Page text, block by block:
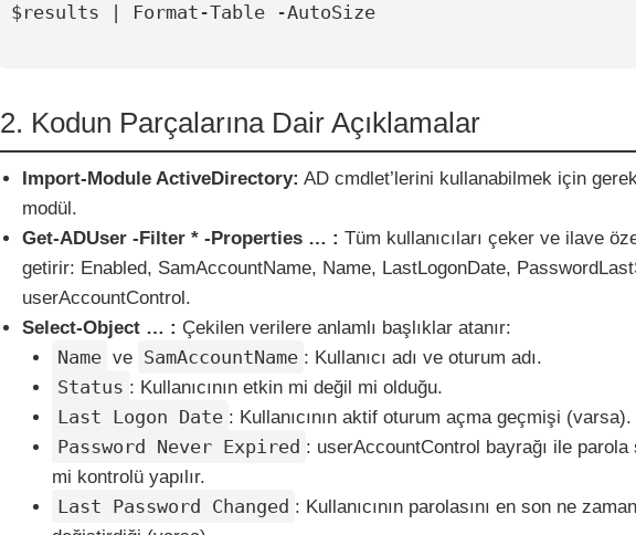
$results | Format-Table -AutoSize
2. Kodun Parçalarına Dair Açıklamalar
Import-Module ActiveDirectory: AD cmdlet’lerini kullanabilmek için
modül.
Get-ADUser -Filter * -Properties … : Tüm kullanıcıları çeker ve ilave
getirir: Enabled, SamAccountName, Name, LastLogonDate,
userAccountControl.
Select-Object … : Çekilen verilere anlamlı başlıklar atanır:
Name ve SamAccountName : Kullanıcı adı ve oturum adı.
Status : Kullanıcının etkin mi değil mi olduğu.
Last Logon Date : Kullanıcının aktif oturum açma geçmişi (varsa).
Password Never Expired : userAccountControl bayrağı ile parola
mi kontrolü yapılır.
Last Password Changed : Kullanıcının parolasını en son ne zaman